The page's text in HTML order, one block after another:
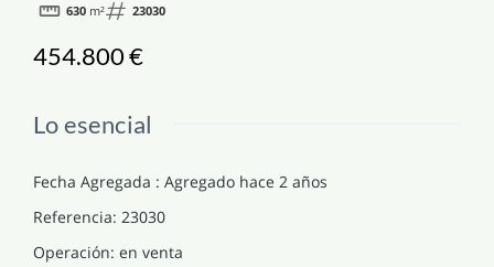
PERFIL
630 m² 23030
454.800 €
Lo esencial
Fecha Agregada : Agregado hace 2 años
Referencia: 23030
Operación: en venta